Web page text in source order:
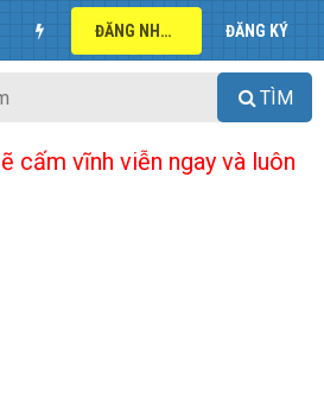
ĐĂNG NHẬP ĐĂNG KÝ
TÌM
cấm vĩnh viễn ngay và luôn